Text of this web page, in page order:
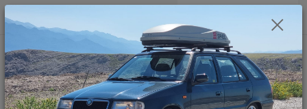
Menu
Hledat
Po - Pá 9:00 - 17:00
0,00 Kč